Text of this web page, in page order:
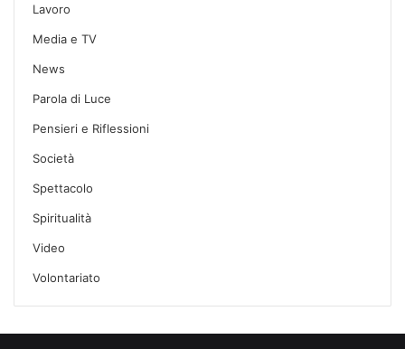
Lavoro
Media e TV
News
Parola di Luce
Pensieri e Riflessioni
Società
Spettacolo
Spiritualità
Video
Volontariato